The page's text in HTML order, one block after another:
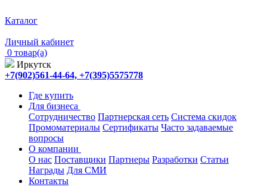
Каталог
Личный кабинет
0 товар(а)
Иркутск
+7(902)561-44-64, +7(395)5575778
Где купить
Для бизнеса
Сотрудничество Партнерская сеть Система скидок
Промоматериалы Сертификаты Часто задаваемые
вопросы
О компании
О нас Поставщики Партнеры Разработки Статьи
Награды Для СМИ
Контакты